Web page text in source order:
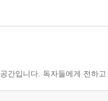
간입니다. 독자들에게 전하